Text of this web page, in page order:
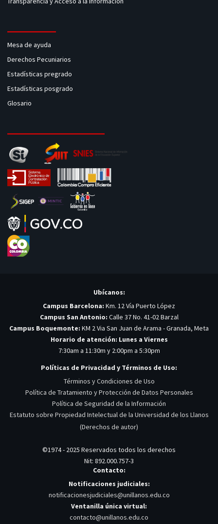
Mesa de ayuda
Derechos Pecuniarios
Estadísticas pregrado
Estadísticas posgrado
Glosario
Ubícanos:
Campus Barcelona: Km. 12 Vía Puerto López
Campus San Antonio: Calle 37 No. 41-02 Barzal
Campus Boquemonte: KM 2 Via San Juan de Arama - Granada, Meta
Horario de atención: Lunes a Viernes
7:30am a 11:30m y 2:00pm a 5:30pm
Políticas de Privacidad y Términos de Uso:
Términos y Condiciones de Uso
Política de Tratamiento y Protección de Datos Personales
Política de Seguridad de la Información
Estatuto sobre Propiedad Intelectual de la Universidad de los Llanos
(Derechos de autor)
©1974 - 2025 Reservados todos los derechos
Nit: 892.000.757-3
Contacto:
Notificaciones judiciales:
notificacionesjudiciales@unillanos.edu.co
Ventanilla única virtual:
contacto@unillanos.edu.co